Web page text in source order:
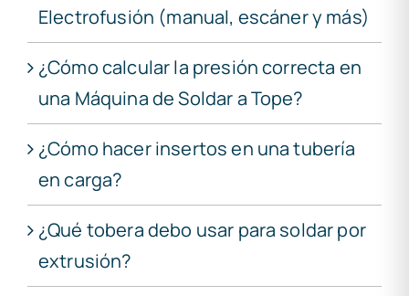
Electrofusión (manual, escáner y más)
¿Cómo calcular la presión correcta en
una Máquina de Soldar a Tope?
¿Cómo hacer insertos en una tubería
en carga?
¿Qué tobera debo usar para soldar por
extrusión?